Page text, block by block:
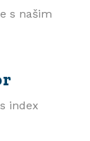
s našim
index